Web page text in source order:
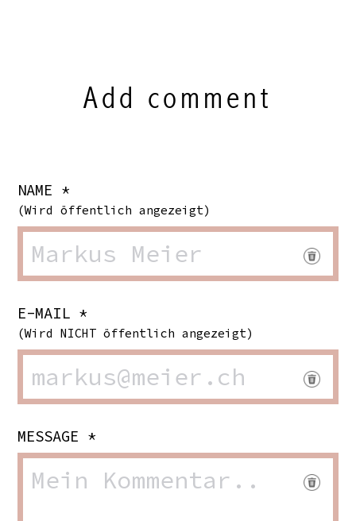
Add comment
NAME *
(Wird öffentlich angezeigt)
E-MAIL *
(Wird NICHT öffentlich angezeigt)
MESSAGE *